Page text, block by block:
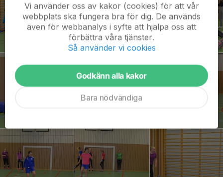
Vi använder oss av kakor (cookies) för att vår
webbplats ska fungera bra för dig. De används
även för webbanalys i syfte att hjälpa oss att
förbättra våra tjänster.
Så använder vi cookies
Godkänn alla kakor
Bara nödvändiga